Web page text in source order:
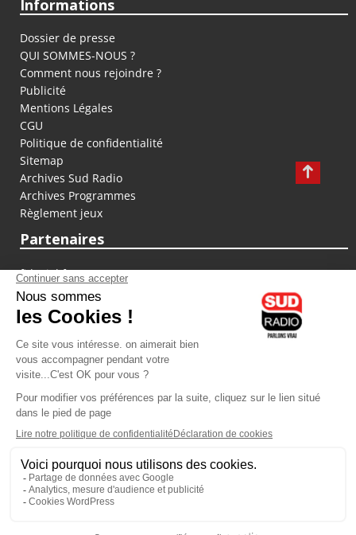
Informations
Dossier de presse
QUI SOMMES-NOUS ?
Comment nous rejoindre ?
Publicité
Mentions Légales
CGU
Politique de confidentialité
Sitemap
Archives Sud Radio
Archives Programmes
Règlement jeux
Partenaires
fiducial.fr
lyoncapitale.fr
olympique-et-lyonnais.com
L'application Iphone / Android
Téléchargez l'application
Les cookies
Gestion des cookies
Crédit photos : ©Sud Radio / Pierre Olivier